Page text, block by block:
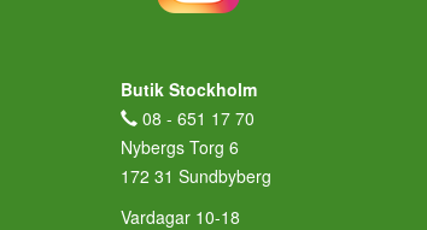
Butik Stockholm
08 - 651 17 70
Nybergs Torg 6
172 31 Sundbyberg
Vardagar 10-18